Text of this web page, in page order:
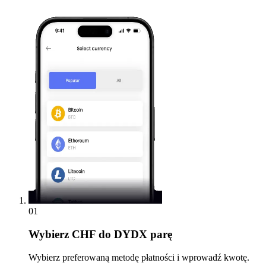
01
Wybierz CHF do DYDX parę
Wybierz preferowaną metodę płatności i wprowadź kwotę.